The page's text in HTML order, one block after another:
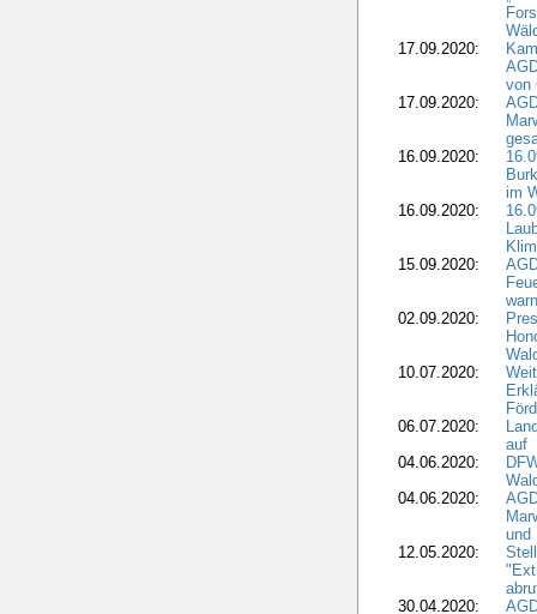
17.09.2020:
von
17.09.2020:
16.09.2020:
im
16.09.2020:
15.09.2020:
02.09.2020:
10.07.2020:
06.07.2020:
auf
04.06.2020:
04.06.2020:
und
12.05.2020:
30.04.2020: